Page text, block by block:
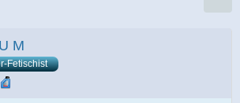
M
Fetischist